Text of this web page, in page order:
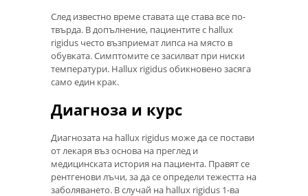
След известно време ставата ще става все по-
твърда. В допълнение, пациентите с hallux
rigidus често възприемат липса на място в
обувката. Симптомите се засилват при ниски
температури. Hallux rigidus обикновено засяга
само един крак.
Диагноза и курс
Диагнозата на hallux rigidus може да се постави
от лекаря въз основа на преглед и
медицинската история на пациента. Правят се
рентгенови лъчи, за да се определи тежестта на
заболяването. В случай на hallux rigidus 1-ва